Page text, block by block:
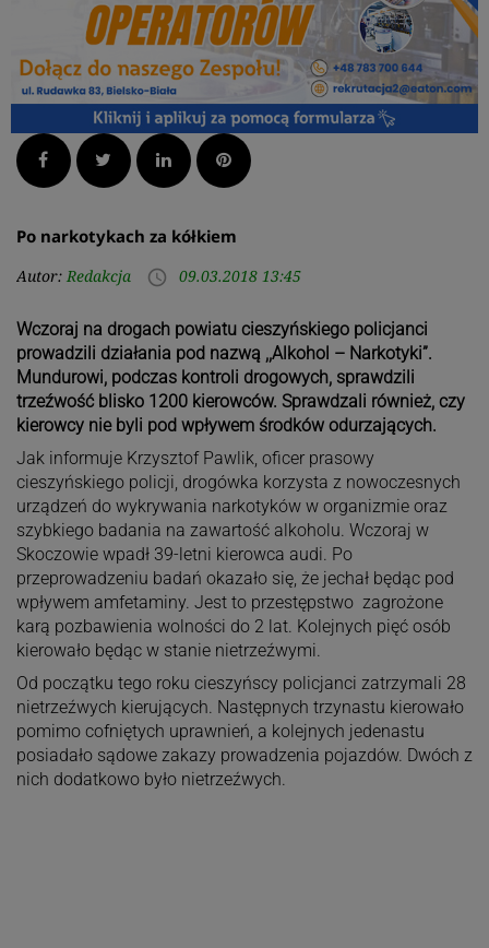
Facebook Twitter LinkedInPinterest
Po narkotykach za kółkiem
Autor: Redakcja access_time 09.03.2018 13:45
Wczoraj na drogach powiatu cieszyńskiego policjanci
prowadzili działania pod nazwą ,,Alkohol – Narkotyki”.
Mundurowi, podczas kontroli drogowych, sprawdzili
trzeźwość blisko 1200 kierowców. Sprawdzali również, czy
kierowcy nie byli pod wpływem środków odurzających.
Jak informuje Krzysztof Pawlik, oficer prasowy
cieszyńskiego policji, drogówka korzysta z nowoczesnych
urządzeń do wykrywania narkotyków w organizmie oraz
szybkiego badania na zawartość alkoholu. Wczoraj w
Skoczowie wpadł 39-letni kierowca audi. Po
przeprowadzeniu badań okazało się, że jechał będąc pod
wpływem amfetaminy. Jest to przestępstwo zagrożone
karą pozbawienia wolności do 2 lat. Kolejnych pięć osób
kierowało będąc w stanie nietrzeźwymi.
Od początku tego roku cieszyńscy policjanci zatrzymali 28
nietrzeźwych kierujących. Następnych trzynastu kierowało
pomimo cofniętych uprawnień, a kolejnych jedenastu
posiadało sądowe zakazy prowadzenia pojazdów. Dwóch z
nich dodatkowo było nietrzeźwych.